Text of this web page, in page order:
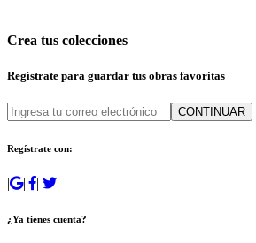
Crea tus colecciones
Regístrate para guardar tus obras favoritas
CONTINUAR
Regístrate con:
| | | |
¿Ya tienes cuenta?